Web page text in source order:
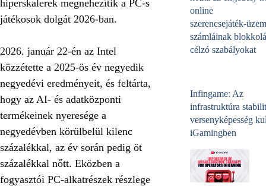
hiperskalerek megnehezítik a PC-s
játékosok dolgát 2026-ban.
2026. január 22-én az Intel
közzétette a 2025-ös év negyedik
negyedévi eredményeit, és feltárta,
hogy az AI- és adatközponti
termékeinek nyeresége a
negyedévben körülbelül kilenc
százalékkal, az év során pedig öt
százalékkal nőtt. Eközben a
fogyasztói PC-alkatrészek részlege
online
számláinak
célzó szabályokat
Infingame: Az
infrastruktúra
versenyképesség
iGamingben